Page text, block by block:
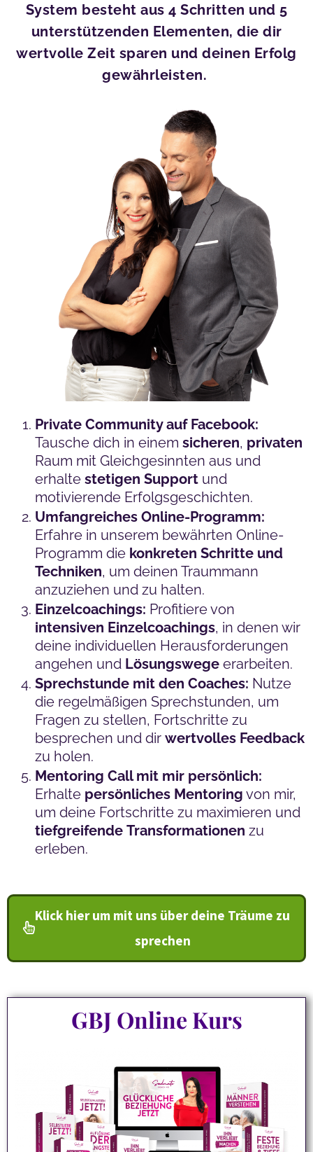
System besteht aus 4 Schritten und 5
unterstützenden Elementen, die dir
wertvolle Zeit sparen und deinen Erfolg
gewährleisten.
Private Community auf Facebook:
Tausche dich in einem sicheren, privaten
Raum mit Gleichgesinnten aus und
erhalte stetigen Support und
motivierende Erfolgsgeschichten.
Umfangreiches Online-Programm:
Erfahre in unserem bewährten Online-
Programm die konkreten Schritte und
Techniken, um deinen Traummann
anzuziehen und zu halten.
Einzelcoachings: Profitiere von
intensiven Einzelcoachings, in denen wir
deine individuellen Herausforderungen
angehen und Lösungswege erarbeiten.
Sprechstunde mit den Coaches: Nutze
die regelmäßigen Sprechstunden, um
Fragen zu stellen, Fortschritte zu
besprechen und dir wertvolles Feedback
zu holen.
Mentoring Call mit mir persönlich:
Erhalte persönliches Mentoring von mir,
um deine Fortschritte zu maximieren und
tiefgreifende Transformationen zu
erleben.
Klick hier um mit uns über deine Träume zu
sprechen
GBJ Online Kurs